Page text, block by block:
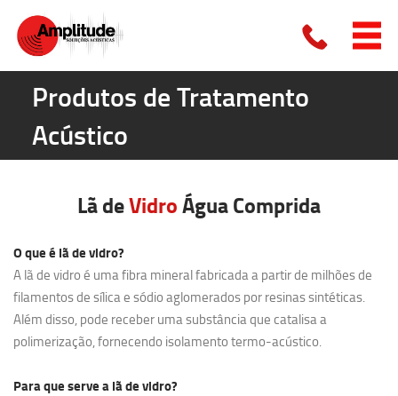
Produtos de Tratamento
Acústico
Lã deVidroÁgua Comprida
O que é lã de vidro?
A lã de vidro é uma fibra mineral fabricada a partir de milhões de
filamentos de sílica e sódio aglomerados por resinas sintéticas.
Além disso, pode receber uma substância que catalisa a
polimerização, fornecendo isolamento termo-acústico.
Para que serve a lã de vidro?